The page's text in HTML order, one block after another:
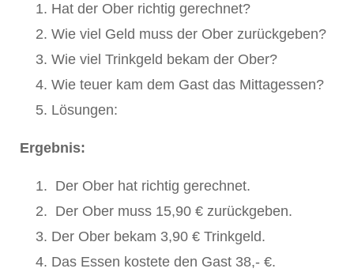
Hat der Ober richtig gerechnet?
Wie viel Geld muss der Ober zurückgeben?
Wie viel Trinkgeld bekam der Ober?
Wie teuer kam dem Gast das Mittagessen?
Lösungen:
Ergebnis:
Der Ober hat richtig gerechnet.
Der Ober muss 15,90 € zurückgeben.
Der Ober bekam 3,90 € Trinkgeld.
Das Essen kostete den Gast 38,- €.